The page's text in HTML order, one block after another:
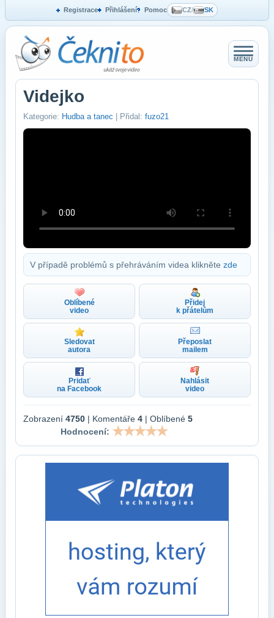
Registrace Přihlášení Pomoc CZ/ SK
MENU
Videjko
Kategorie: Hudba a tanec | Přidal: fuzo21
V případě problémů s přehráváním videa klikněte zde
Oblíbené
video
Přidej
k přátelům
Sledovat
autora
Přeposlat
mailem
Pridať
na Facebook
Nahlásit
video
Zobrazení 4750 | Komentáře 4 | Oblíbené 5
Hodnocení: